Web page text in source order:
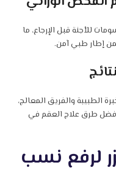
للأجنة قبل الإرجاع، ما
إطار طبي آمن.
الطبيبة والفريق المعالج،
طرق علاج العقم في
لرفع نسب